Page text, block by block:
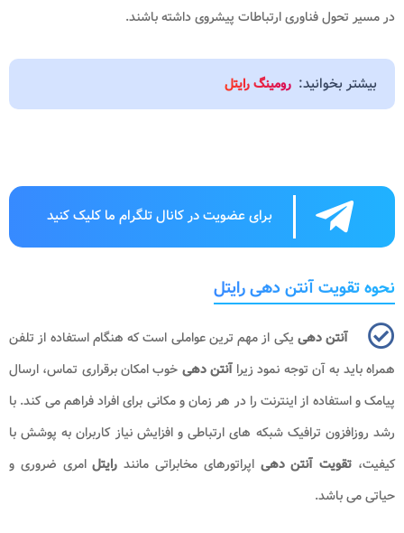
در مسیر تحول فناوری ارتباطات پیشروی داشته باشند.
بیشتر بخوانید: رومینگ رایتل
برای عضویت در کانال تلگرام ما کلیک کنید
نحوه تقویت آنتن دهی رایتل
آنتن دهی یکی از مهم‌ ترین عواملی است که هنگام استفاده از تلفن
همراه باید به آن توجه نمود زیرا آنتن دهی خوب امکان برقراری تماس، ارسال
پیامک و استفاده از اینترنت را در هر زمان و مکانی برای افراد فراهم می ‌کند. با
رشد روزافزون ترافیک شبکه ‌های ارتباطی و افزایش نیاز کاربران به پوشش با
کیفیت، تقویت آنتن دهی اپراتورهای مخابراتی مانند رایتلامری ضروری و
حیاتی می باشد.